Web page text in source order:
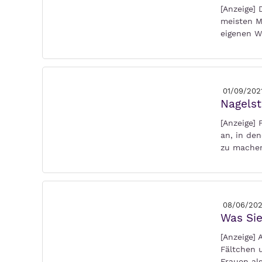
[Anzeige]
meisten
eigenen
01/09/
[Anzeige]
an, in
zu
08/06/
Was
[Anzeige]
Fältchen